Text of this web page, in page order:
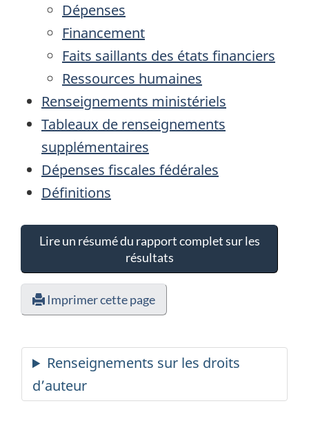
Dépenses
Financement
Faits saillants des états financiers
Ressources humaines
Renseignements ministériels
Tableaux de renseignements
supplémentaires
Dépenses fiscales fédérales
Définitions
Lire un résumé du rapport complet sur les
résultats
Imprimer cette page